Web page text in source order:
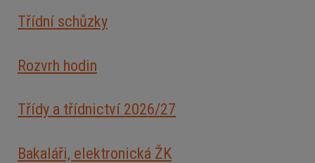
Třídní schůzky
Rozvrh hodin
Třídy a třídnictví 2026/27
Bakaláři, elektronická ŽK